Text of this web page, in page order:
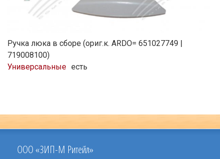
Ручка люка в сборе (ориг.к. ARDO= 651027749 |
719008100)
Универсальные есть
ООО «ЗИП-М Ритейл»